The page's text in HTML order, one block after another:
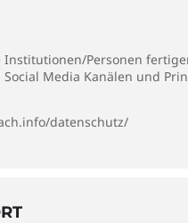
Personen
Media Kanälen und
datenschutz/